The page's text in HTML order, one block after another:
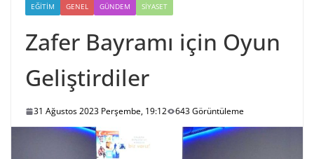
EĞITIM GENEL GÜNDEM SIYASET
Zafer Bayramı için Oyun
Geliştirdiler
31 Ağustos 2023 Perşembe, 19:12 643 Görüntüleme